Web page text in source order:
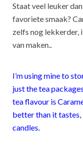
Staat veel leuker
favoriete smaak?
zelfs nog lekkerder,
van maken..
I’m using mine to
just the tea
tea flavour is
better than it tastes,
candles.